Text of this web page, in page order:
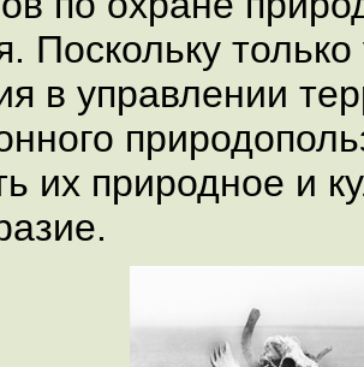
Поскольку
в управлении
их природное и